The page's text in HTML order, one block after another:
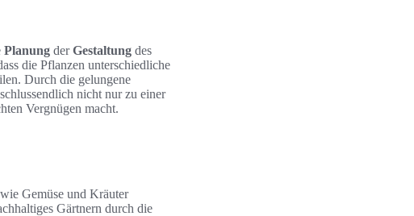
Planung derGestaltung des
die Pflanzen unterschiedliche
Durch die gelungene
nicht nur zu einer
Vergnügen macht.
Gemüse und Kräuter
Gärtnern durch die